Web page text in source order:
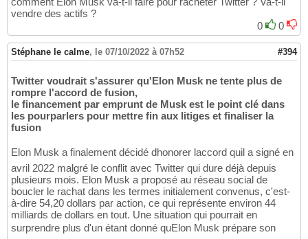
vendre des actifs ?
0
0
Stéphane le calme, le 07/10/2022 à 07h52 #394
Twitter voudrait s'assurer qu'Elon Musk ne tente plus de
rompre l'accord de fusion,
le financement par emprunt de Musk est le point clé dans
les pourparlers pour mettre fin aux litiges et finaliser la
fusion
Elon Musk a finalement décidé dhonorer laccord quil a signé en
avril 2022 malgré le conflit avec Twitter qui dure déjà depuis
plusieurs mois. Elon Musk a proposé au réseau social de
boucler le rachat dans les termes initialement convenus, c'est-
à-dire 54,20 dollars par action, ce qui représente environ 44
milliards de dollars en tout. Une situation qui pourrait en
surprendre plus d'un étant donné quElon Musk prépare son